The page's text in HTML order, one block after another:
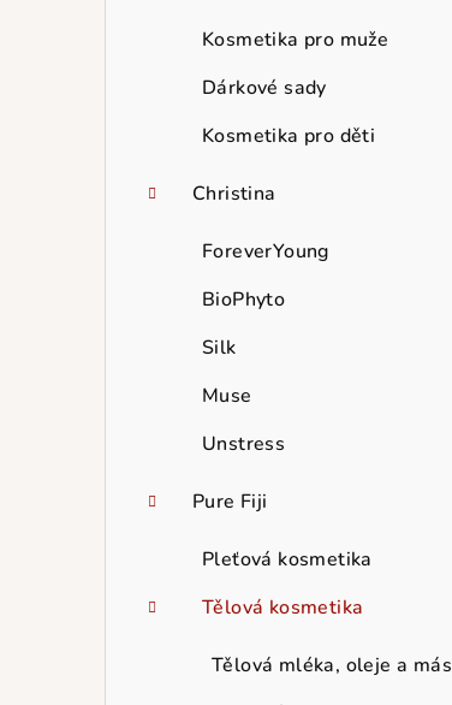
Kosmetika pro muže
Dárkové sady
Kosmetika pro děti
Christina
ForeverYoung
BioPhyto
Silk
Muse
Unstress
Pure Fiji
Pleťová kosmetika
Tělová kosmetika
Tělová mléka, oleje a